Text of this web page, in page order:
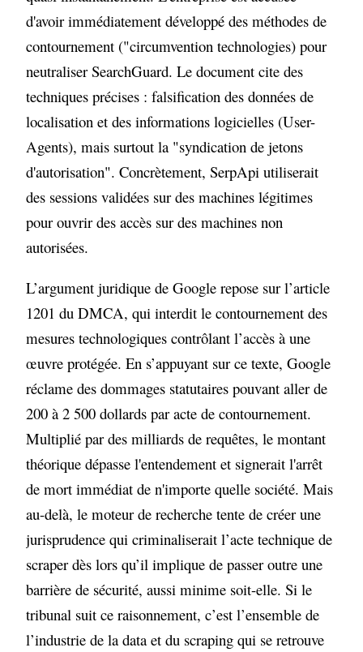
d'avoir immédiatement développé des méthodes de
contournement ("circumvention technologies) pour
neutraliser SearchGuard. Le document cite des
techniques précises : falsification des données de
localisation et des informations logicielles (User-
Agents), mais surtout la "syndication de jetons
d'autorisation". Concrètement, SerpApi utiliserait
des sessions validées sur des machines légitimes
pour ouvrir des accès sur des machines non
autorisées.
L’argument juridique de Google repose sur l’article
1201 du DMCA, qui interdit le contournement des
mesures technologiques contrôlant l’accès à une
œuvre protégée. En s’appuyant sur ce texte, Google
réclame des dommages statutaires pouvant aller de
200 à 2 500 dollards par acte de contournement.
Multiplié par des milliards de requêtes, le montant
théorique dépasse l'entendement et signerait l'arrêt
de mort immédiat de n'importe quelle société. Mais
au-delà, le moteur de recherche tente de créer une
jurisprudence qui criminaliserait l’acte technique de
scraper dès lors qu’il implique de passer outre une
barrière de sécurité, aussi minime soit-elle. Si le
tribunal suit ce raisonnement, c’est l’ensemble de
l’industrie de la data et du scraping qui se retrouve